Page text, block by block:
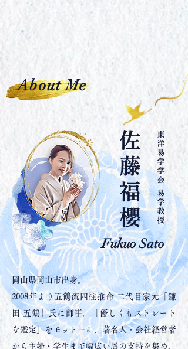
About Me
Fukuo Sato
岡山県岡山市出身。
2008年より五鶴流四柱推命 二代目家元「鎌
田 五鶴」氏に師事。「優しくもストレート
な鑑定」をモットーに、著名人・会社経営者
から主婦・学生まで幅広い層の支持を集め、